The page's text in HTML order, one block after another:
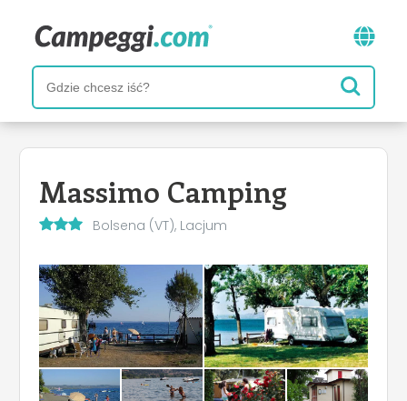
Massimo Camping
Bolsena (VT), Lacjum